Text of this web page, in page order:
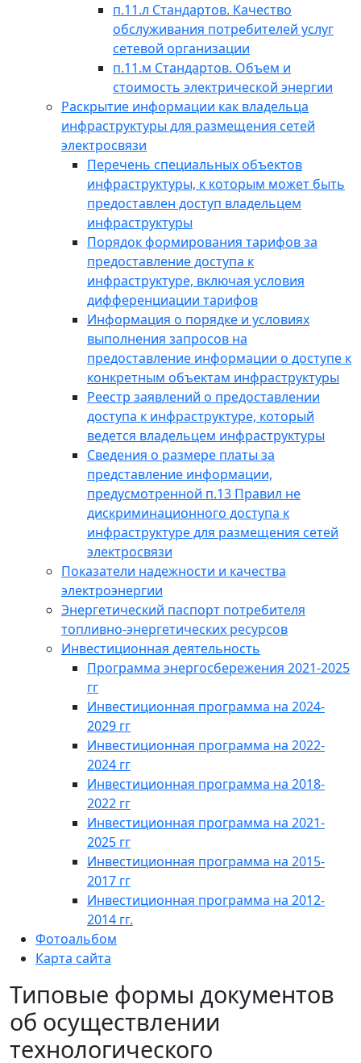
Типовые формы документов
об осуществлении
технологического
п.11.л Стандартов. Качество
обслуживания потребителей услуг
сетевой организации
п.11.м Стандартов. Объем и
стоимость электрической энергии
Раскрытие информации как владельца
инфраструктуры для размещения сетей
электросвязи
Перечень специальных объектов
инфраструктуры, к которым может быть
предоставлен доступ владельцем
инфраструктуры
Порядок формирования тарифов за
предоставление доступа к
инфраструктуре, включая условия
дифференциации тарифов
Информация о порядке и условиях
выполнения запросов на
предоставление информации о доступе к
конкретным объектам инфраструктуры
Реестр заявлений о предоставлении
доступа к инфраструктуре, который
ведется владельцем инфраструктуры
Сведения о размере платы за
представление информации,
предусмотренной п.13 Правил не
дискриминационного доступа к
инфраструктуре для размещения сетей
электросвязи
Показатели надежности и качества
электроэнергии
Энергетический паспорт потребителя
топливно-энергетических ресурсов
Инвестиционная деятельность
Программа энергосбережения 2021-2025
гг
Инвестиционная программа на 2024-
2029 гг
Инвестиционная программа на 2022-
2024 гг
Инвестиционная программа на 2018-
2022 гг
Инвестиционная программа на 2021-
2025 гг
Инвестиционная программа на 2015-
2017 гг
Инвестиционная программа на 2012-
2014 гг.
Фотоальбом
Карта сайта